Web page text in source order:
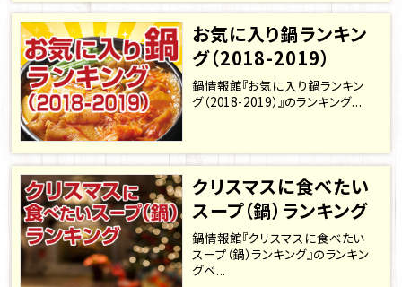
お気に入り鍋ランキン
グ（2018-2019）
鍋情報館『お気に入り鍋ランキン
グ（2018-2019）』のランキング...
クリスマスに食べたい
スープ（鍋）ランキング
鍋情報館『クリスマスに食べたい
スープ（鍋）ランキング』のランキン
グベ...